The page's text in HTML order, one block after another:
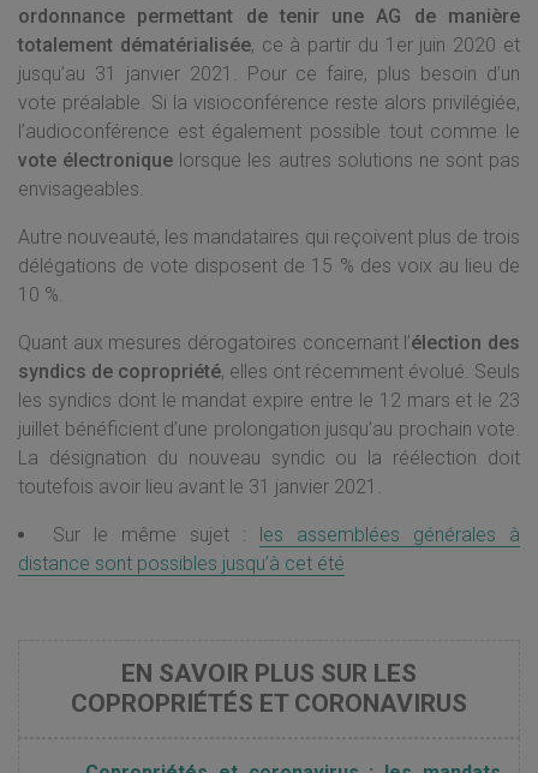
ordonnance permettant de tenir une AG de manière
totalement dématérialisée, ce à partir du 1er juin 2020 et
jusqu’au 31 janvier 2021. Pour ce faire, plus besoin d’un
vote préalable. Si la visioconférence reste alors privilégiée,
l’audioconférence est également possible tout comme le
vote électronique lorsque les autres solutions ne sont pas
envisageables.
Autre nouveauté, les mandataires qui reçoivent plus de trois
délégations de vote disposent de 15 % des voix au lieu de
10 %.
Quant aux mesures dérogatoires concernant l’élection des
syndics de copropriété, elles ont récemment évolué. Seuls
les syndics dont le mandat expire entre le 12 mars et le 23
juillet bénéficient d’une prolongation jusqu’au prochain vote.
La désignation du nouveau syndic ou la réélection doit
toutefois avoir lieu avant le 31 janvier 2021.
Sur le même sujet : les assemblées générales à
distance sont possibles jusqu’à cet été
EN SAVOIR PLUS SUR LES
COPROPRIÉTÉS ET CORONAVIRUS